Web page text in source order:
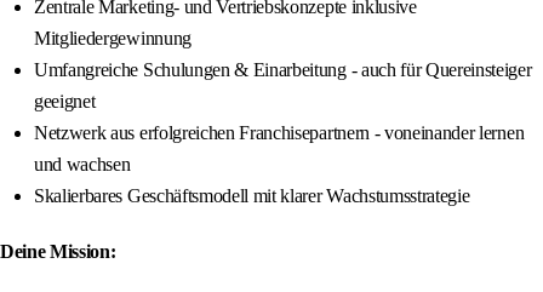
Zentrale Marketing- und Vertriebskonzepte inklusive
Mitgliedergewinnung
Umfangreiche Schulungen & Einarbeitung - auch für Quereinsteiger
geeignet
Netzwerk aus erfolgreichen Franchisepartnern - voneinander lernen
und wachsen
Skalierbares Geschäftsmodell mit klarer Wachstumsstrategie
Deine Mission: